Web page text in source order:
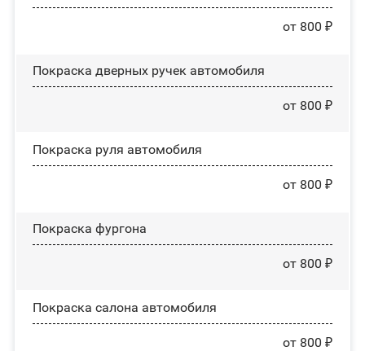
от 800 ₽
Покраска дверных ручек автомобиля
от 800 ₽
Покраска руля автомобиля
от 800 ₽
Покраска фургона
от 800 ₽
Покраска салона автомобиля
от 800 ₽